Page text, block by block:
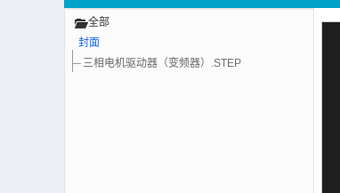
全部
封面
三相电机驱动器（变频器）.STEP